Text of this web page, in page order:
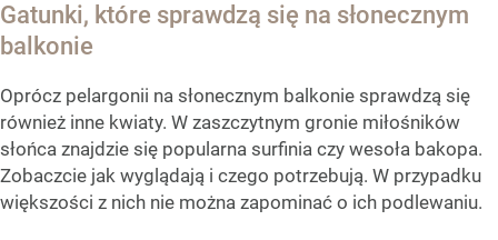
Gatunki, które sprawdzą się na słonecznym
balkonie
Oprócz pelargonii na słonecznym balkonie sprawdzą się
również inne kwiaty. W zaszczytnym gronie miłośników
słońca znajdzie się popularna surfinia czy wesoła bakopa.
Zobaczcie jak wyglądają i czego potrzebują. W przypadku
większości z nich nie można zapominać o ich podlewaniu.